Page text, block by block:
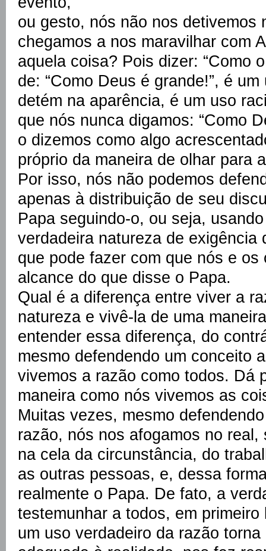
ou gesto, nós não nos detivemos
chegamos a nos maravilhar com
aquela coisa? Pois dizer: “Como
de: “Como Deus é grande!”, é
detém na aparência, é um uso
que nós nunca digamos: “Como
o dizemos como algo
próprio da maneira de olhar para
Por isso, nós não podemos
apenas à distribuição de seu
Papa seguindo-o, ou seja,
verdadeira natureza de
que pode fazer com que nós e os
alcance do que disse o Papa.
Qual é a diferença entre viver a
natureza e vivê-la de uma
entender essa diferença, do
mesmo defendendo um conceito
vivemos a razão como todos. Dá
maneira como nós vivemos as
Muitas vezes, mesmo
razão, nós nos afogamos no
na cela da circunstância, do
as outras pessoas, e, dessa
realmente o Papa. De fato, a
testemunhar a todos, em
um uso verdadeiro da razão